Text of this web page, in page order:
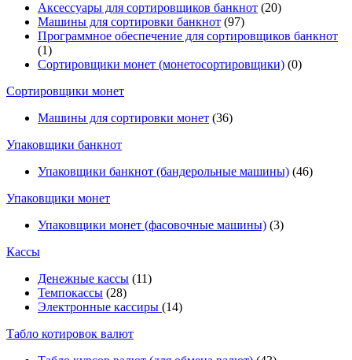
Аксессуары для сортировщиков банкнот (20)
Машины для сортировки банкнот (97)
Программное обеспечение для сортировщиков банкнот
(1)
Сортировщики монет (монетосортировщики) (0)
Сортировщики монет
Машины для сортировки монет (36)
Упаковщики банкнот
Упаковщики банкнот (бандерольные машины) (46)
Упаковщики монет
Упаковщики монет (фасовочные машины) (3)
Кассы
Денежные кассы (11)
Темпокассы (28)
Электронные кассиры (14)
Табло котировок валют